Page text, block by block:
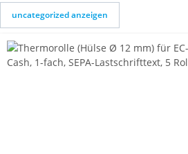
uncategorized anzeigen